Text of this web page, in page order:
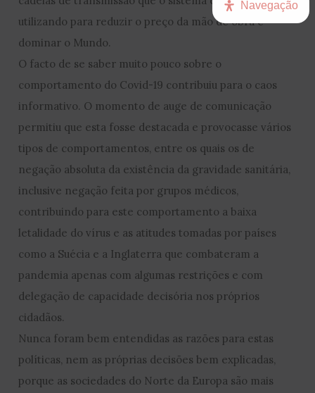
utilizando para reduzir o preço da mão de obra e
dominar o Mundo.
O facto de se saber muito pouco sobre o
comportamento do Covid-19 contribuiu para o caos
informativo. O momento de auge de comunicação
permitiu que esta fosse destacada e provocasse vários
tipos de comportamentos, entre os quais os de
negação absoluta da existência da gravidade sanitária,
inclusive negação feita por grupos médicos,
contribuindo para este comportamento a baixa
letalidade do vírus e as atitudes tomadas por países
como a Suécia e a Inglaterra que combateram a
pandemia apenas com algumas restrições e com
delegação de capacidade decisória nos próprios
cidadãos.
Nunca foram bem entendidas as razões para estas
políticas, nem as próprias decisões bem explicadas,
porque as sociedades do Norte da Europa são mais
Navegação